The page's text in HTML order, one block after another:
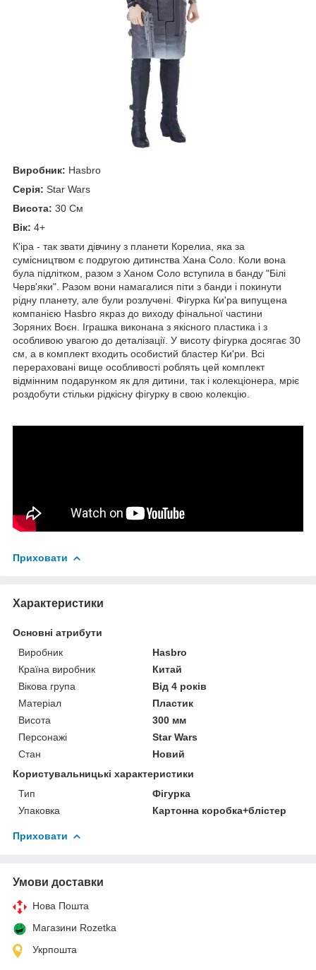
Виробник: Hasbro
Серія: Star Wars
Висота: 30 См
Вік: 4+
К'іра - так звати дівчину з планети Корелиа, яка за
сумісництвом є подругою дитинства Хана Соло. Коли вона
була підлітком, разом з Ханом Соло вступила в банду "Білі
Черв'яки". Разом вони намагалися піти з банди і покинути
рідну планету, але були розлучені. Фігурка Ки'ра випущена
компанією Hasbro якраз до виходу фінальної частини
Зоряних Воєн. Іграшка виконана з якісного пластика і з
особливою увагою до деталізації. У висоту фігурка досягає 30
см, а в комплект входить особистий бластер Ки'ри. Всі
перераховані вище особливості роблять цей комплект
відмінним подарунком як для дитини, так і колекціонера, мріє
роздобути стільки рідкісну фігурку в свою колекцію.
Приховати
Характеристики
Основні атрибути
Виробник
Hasbro
Країна виробник
Китай
Вікова група
Від 4 років
Матеріал
Пластик
Висота
300 мм
Персонажі
Star Wars
Стан
Новий
Користувальницькі характеристики
Тип
Фігурка
Упаковка
Картонна коробка+блістер
Приховати
Умови доставки
Нова Пошта
Магазини Rozetka
Укрпошта